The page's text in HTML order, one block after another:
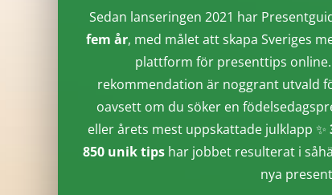
Sedan lanseringen 2021 har
fem år, med målet att skapa Sveriges
plattform för presenttips
rekommendation är noggrant utvald
oavsett om du söker en
eller årets mest uppskattade julklapp ✨
850 unik tips har jobbet resulterat i
nya